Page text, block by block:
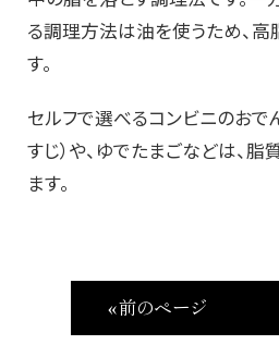
る調理方法は油を使うため、高
す。
セルフで選べるコンビニのおで
すじ）や、ゆでたまごなどは、
ます。
« 前のページ